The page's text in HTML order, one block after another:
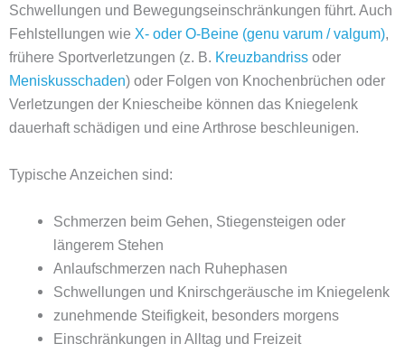
Schwellungen und Bewegungseinschränkungen führt. Auch
Fehlstellungen wie X- oder O-Beine (genu varum / valgum),
frühere Sportverletzungen (z. B. Kreuzbandriss oder
Meniskusschaden) oder Folgen von Knochenbrüchen oder
Verletzungen der Kniescheibe können das Kniegelenk
dauerhaft schädigen und eine Arthrose beschleunigen.
Typische Anzeichen sind:
Schmerzen beim Gehen, Stiegensteigen oder
längerem Stehen
Anlaufschmerzen nach Ruhephasen
Schwellungen und Knirschgeräusche im Kniegelenk
zunehmende Steifigkeit, besonders morgens
Einschränkungen in Alltag und Freizeit